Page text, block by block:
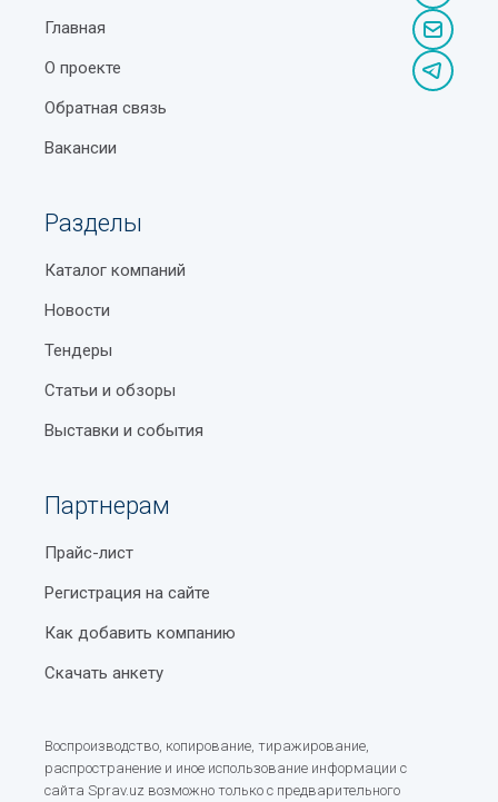
Главная
О проекте
Обратная связь
Вакансии
Разделы
Каталог компаний
Новости
Тендеры
Статьи и обзоры
Выставки и события
Партнерам
Прайс-лист
Регистрация на сайте
Как добавить компанию
Скачать анкету
Воспроизводство, копирование, тиражирование,
распространение и иное использование информации с
сайта Sprav.uz возможно только с предварительного